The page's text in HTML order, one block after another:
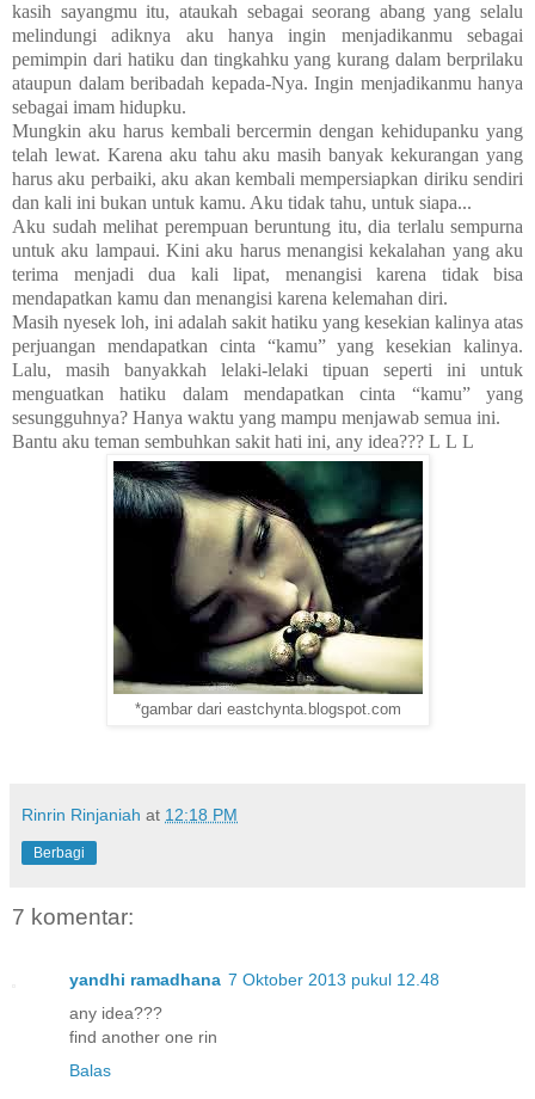
kasih sayangmu itu, ataukah sebagai seorang abang yang selalu
melindungi adiknya aku hanya ingin menjadikanmu sebagai
pemimpin dari hatiku dan tingkahku yang kurang dalam berprilaku
ataupun dalam beribadah kepada-Nya. Ingin menjadikanmu hanya
sebagai imam hidupku.
Mungkin aku harus kembali bercermin dengan kehidupanku yang
telah lewat. Karena aku tahu aku masih banyak kekurangan yang
harus aku perbaiki, aku akan kembali mempersiapkan diriku sendiri
dan kali ini bukan untuk kamu. Aku tidak tahu, untuk siapa...
Aku sudah melihat perempuan beruntung itu, dia terlalu sempurna
untuk aku lampaui. Kini aku harus menangisi kekalahan yang aku
terima menjadi dua kali lipat, menangisi karena tidak bisa
mendapatkan kamu dan menangisi karena kelemahan diri.
Masih nyesek loh, ini adalah sakit hatiku yang kesekian kalinya atas
perjuangan mendapatkan cinta “kamu” yang kesekian kalinya.
Lalu, masih banyakkah lelaki-lelaki tipuan seperti ini untuk
menguatkan hatiku dalam mendapatkan cinta “kamu” yang
sesungguhnya? Hanya waktu yang mampu menjawab semua ini.
Bantu aku teman sembuhkan sakit hati ini, any idea??? L L L
*gambar dari eastchynta.blogspot.com
Rinrin Rinjaniah at 12:18 PM
Berbagi
7 komentar:
yandhi ramadhana 7 Oktober 2013 pukul 12.48
any idea???
find another one rin
Balas